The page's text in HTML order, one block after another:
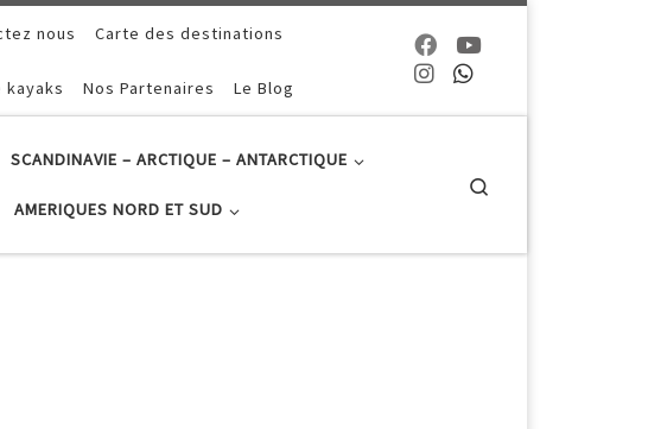
nous Carte des destinations
kayaks Nos Partenaires Le Blog
SCANDINAVIE – ARCTIQUE – ANTARCTIQUE
AMERIQUES NORD ET SUD